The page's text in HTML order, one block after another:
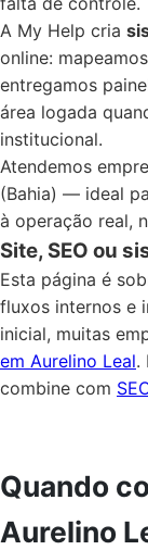
A My Help cria
online:
entregamos
área logada
institucional.
Atendemos
(Bahia) — ideal
à operação real,
Site, SEO ou
Esta página é
fluxos internos e
inicial, muitas
em Aurelino Leal.
combine com
Quando
Aurelino